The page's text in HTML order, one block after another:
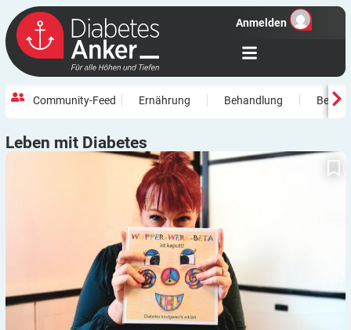
Anmelden
Community-Feed Ernährung Behandlung
Leben mit Diabetes
Schwieriger Start mit Diabetes: Tiefs und Hochs im Wechsel